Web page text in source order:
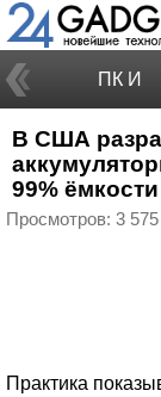
ПК И
В США
99%
Просмотров: 3 575
Практика